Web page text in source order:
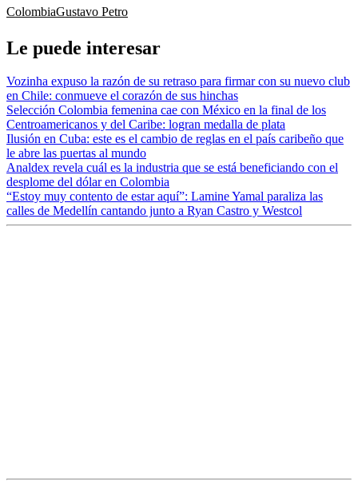
ColombiaGustavo Petro
Le puede interesar
Vozinha expuso la razón de su retraso para firmar con su nuevo club
en Chile: conmueve el corazón de sus hinchas
Selección Colombia femenina cae con México en la final de los
Centroamericanos y del Caribe: logran medalla de plata
Ilusión en Cuba: este es el cambio de reglas en el país caribeño que
le abre las puertas al mundo
Analdex revela cuál es la industria que se está beneficiando con el
desplome del dólar en Colombia
“Estoy muy contento de estar aquí”: Lamine Yamal paraliza las
calles de Medellín cantando junto a Ryan Castro y Westcol